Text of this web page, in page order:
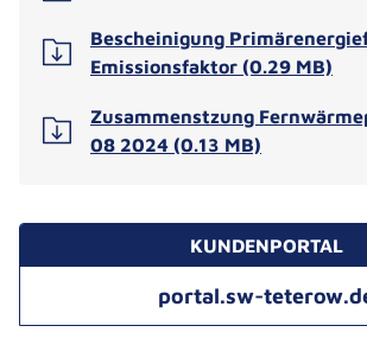
Bescheinigung
Emissionsfaktor (0.29 MB)
Zusammenstzung
08 2024 (0.13 MB)
KUNDENPORTAL
portal.sw-